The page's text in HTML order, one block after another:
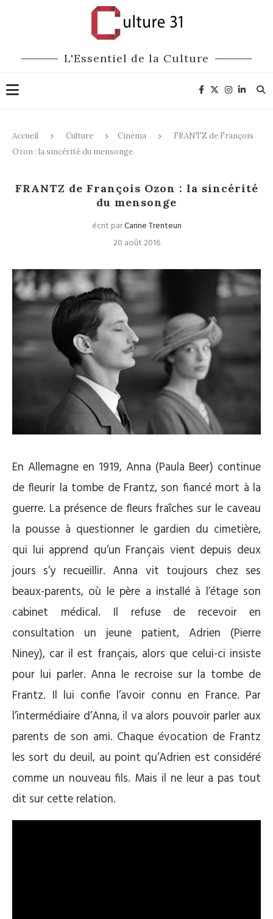
L'Essentiel de la Culture
Accueil Culture Cinéma
FRANTZ de François
Ozon : la sincérité du mensonge
FRANTZ de François Ozon : la sincérité
du mensonge
écrit parCarine Trenteun
20 août 2016
En Allemagne en 1919, Anna (Paula Beer) continue
de fleurir la tombe de Frantz, son fiancé mort à la
guerre. La présence de fleurs fraîches sur le caveau
la pousse à questionner le gardien du cimetière,
qui lui apprend qu’un Français vient depuis deux
jours s’y recueillir. Anna vit toujours chez ses
beaux-parents, où le père a installé à l’étage son
cabinet médical. Il refuse de recevoir en
consultation un jeune patient, Adrien (Pierre
Niney), car il est français, alors que celui-ci insiste
pour lui parler. Anna le recroise sur la tombe de
Frantz. Il lui confie l’avoir connu en France. Par
l’intermédiaire d’Anna, il va alors pouvoir parler aux
parents de son ami. Chaque évocation de Frantz
les sort du deuil, au point qu’Adrien est considéré
comme un nouveau fils. Mais il ne leur a pas tout
dit sur cette relation.